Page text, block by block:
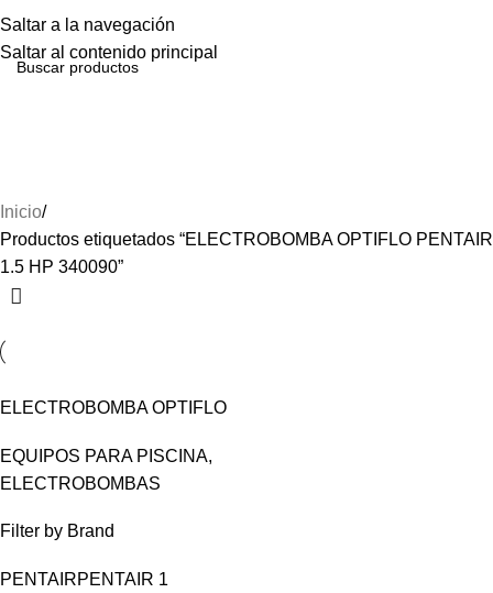
Saltar a la navegación
Saltar al contenido principal
Menú
Filter by Brand
PENTAIRPENTAIR 1
Inicio
Productos etiquetados “ELECTROBOMBA OPTIFLO PENTAIR
1.5 HP 340090”
ELECTROBOMBA OPTIFLO
EQUIPOS PARA PISCINA,
ELECTROBOMBAS